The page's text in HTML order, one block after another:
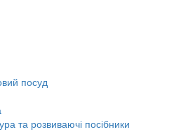
посуд
та розвиваючі посібники